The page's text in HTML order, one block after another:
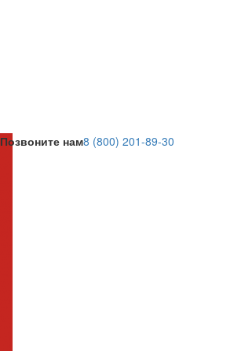
Позвоните нам8 (800) 201-89-30